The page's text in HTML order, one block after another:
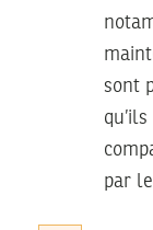
sont
par